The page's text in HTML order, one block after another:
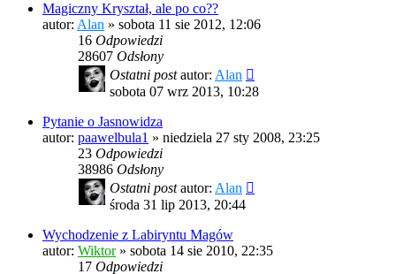
Magiczny Kryształ, ale po co??
autor: Alan » sobota 11 sie 2012, 12:06
16 Odpowiedzi
28607 Odsłony
Ostatni postautor: Alan
sobota 07 wrz 2013, 10:28
Pytanie o Jasnowidza
autor: paawelbula1 » niedziela 27 sty 2008, 23:25
23 Odpowiedzi
38986 Odsłony
Ostatni postautor: Alan
środa 31 lip 2013, 20:44
Wychodzenie z Labiryntu Magów
autor: Wiktor» sobota 14 sie 2010, 22:35
17 Odpowiedzi